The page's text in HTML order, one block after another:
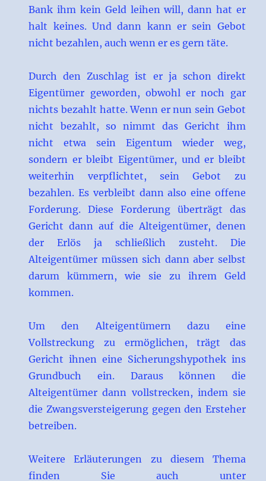
Bank ihm kein Geld leihen will, dann hat er
halt keines. Und dann kann er sein Gebot
nicht bezahlen, auch wenn er es gern täte.
Durch den Zuschlag ist er ja schon direkt
Eigentümer geworden, obwohl er noch gar
nichts bezahlt hatte. Wenn er nun sein Gebot
nicht bezahlt, so nimmt das Gericht ihm
nicht etwa sein Eigentum wieder weg,
sondern er bleibt Eigentümer, und er bleibt
weiterhin verpflichtet, sein Gebot zu
bezahlen. Es verbleibt dann also eine offene
Forderung. Diese Forderung überträgt das
Gericht dann auf die Alteigentümer, denen
der Erlös ja schließlich zusteht. Die
Alteigentümer müssen sich dann aber selbst
darum kümmern, wie sie zu ihrem Geld
kommen.
Um den Alteigentümern dazu eine
Vollstreckung zu ermöglichen, trägt das
Gericht ihnen eine Sicherungshypothek ins
Grundbuch ein. Daraus können die
Alteigentümer dann vollstrecken, indem sie
die Zwangsversteigerung gegen den Ersteher
betreiben.
Weitere Erläuterungen zu diesem Thema
finden Sie auch unter